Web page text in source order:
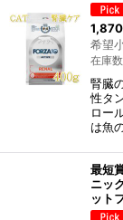
1,870
希望
在庫
腎臓
性タ
ロー
は魚
最短
ニッ
ット